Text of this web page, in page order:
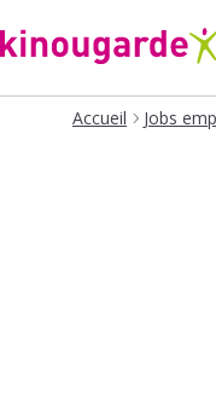
Accueil Jobs